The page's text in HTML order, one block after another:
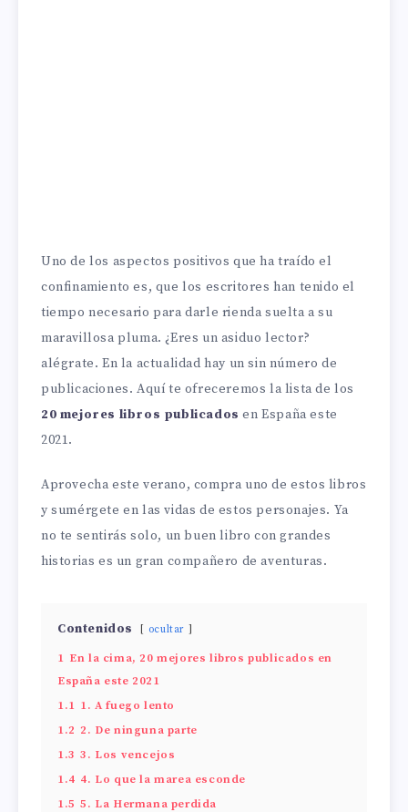
Uno de los aspectos positivos que ha traído el
confinamiento es, que los escritores han tenido el
tiempo necesario para darle rienda suelta a su
maravillosa pluma. ¿Eres un asiduo lector?
alégrate. En la actualidad hay un sin número de
publicaciones. Aquí te ofreceremos la lista de los
20 mejores libros publicados en España este
2021.
Aprovecha este verano, compra uno de estos libros
y sumérgete en las vidas de estos personajes. Ya
no te sentirás solo, un buen libro con grandes
historias es un gran compañero de aventuras.
Contenidos ocultar
1 En la cima, 20 mejores libros publicados en
España este 2021
1.1 1. A fuego lento
1.2 2. De ninguna parte
1.3 3. Los vencejos
1.4 4. Lo que la marea esconde
1.5 5. La Hermana perdida